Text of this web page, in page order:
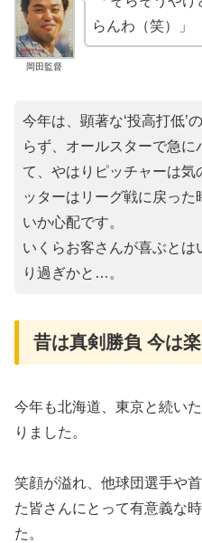
岡田監督
らんわ（笑）」
今年は、顕著な‘投高打低’
らず、オールスターで急に
て、やはりピッチャーは気
ッターはリーグ戦に戻った
いか心配です。
いくらお客さんが喜ぶとは
り過ぎかと…。
昔は真剣勝負 今は
今年も北海道、東京と続い
りました。
笑顔が溢れ、他球団選手や
た皆さんにとって有意義な
た。